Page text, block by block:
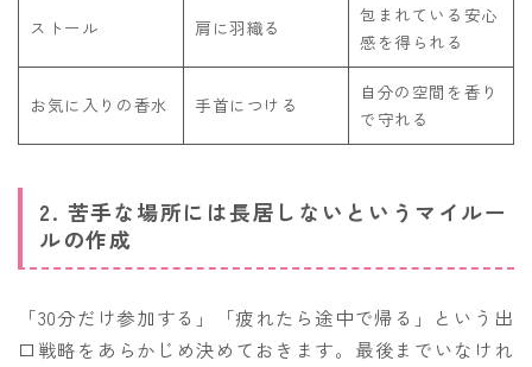
ストール 肩に羽織る
包まれている安心
感を得られる
お気に入りの香水 手首につける
自分の空間を香り
で守れる
2. 苦手な場所には長居しないというマイルー
ルの作成
「30分だけ参加する」「疲れたら途中で帰る」という出
口戦略をあらかじめ決めておきます。最後までいなけれ